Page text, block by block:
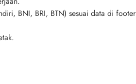
BNI, BRI, BTN) sesuai data di footer